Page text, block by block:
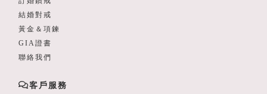
結婚對戒
黃金＆項鍊
GIA證書
聯絡我們
客戶服務